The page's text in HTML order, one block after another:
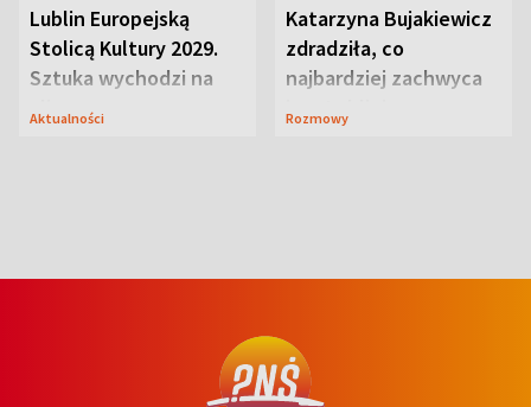
Lublin Europejską
Stolicą Kultury 2029.
Sztuka wychodzi na
ulice
Aktualności
Katarzyna Bujakiewicz
zdradziła, co
najbardziej zachwyca
ją w Lublinie
Rozmowy